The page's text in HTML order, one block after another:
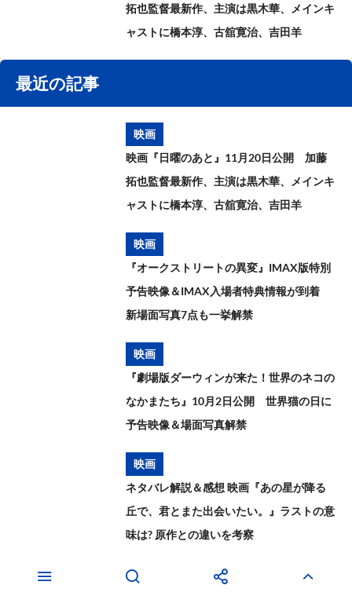
拓也監督最新作、主演は黒木華、メインキ
ャストに橋本淳、古舘寛治、吉田羊
最近の記事
映画
映画『日曜のあと』11月20日公開 加藤
拓也監督最新作、主演は黒木華、メインキ
ャストに橋本淳、古舘寛治、吉田羊
映画
『オークストリートの異変』IMAX版特別
予告映像＆IMAX入場者特典情報が到着
新場面写真7点も一挙解禁
映画
『劇場版ダーウィンが来た！世界のネコの
なかまたち』10月2日公開 世界猫の日に
予告映像＆場面写真解禁
映画
ネタバレ解説＆感想 映画『あの星が降る
丘で、君とまた出会いたい。』ラストの意
味は? 原作との違いを考察
アニメ